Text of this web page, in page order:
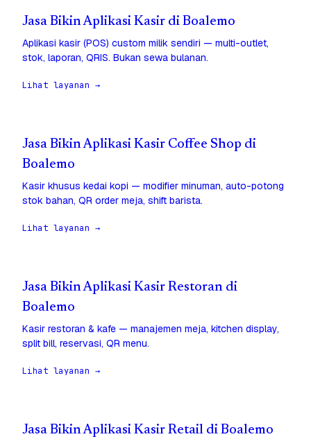
Jasa Bikin Aplikasi Kasir di Boalemo
Aplikasi kasir (POS) custom milik sendiri — multi-outlet,
stok, laporan, QRIS. Bukan sewa bulanan.
Lihat layanan →
Jasa Bikin Aplikasi Kasir Coffee Shop di
Boalemo
Kasir khusus kedai kopi — modifier minuman, auto-potong
stok bahan, QR order meja, shift barista.
Lihat layanan →
Jasa Bikin Aplikasi Kasir Restoran di
Boalemo
Kasir restoran & kafe — manajemen meja, kitchen display,
split bill, reservasi, QR menu.
Lihat layanan →
Jasa Bikin Aplikasi Kasir Retail di Boalemo